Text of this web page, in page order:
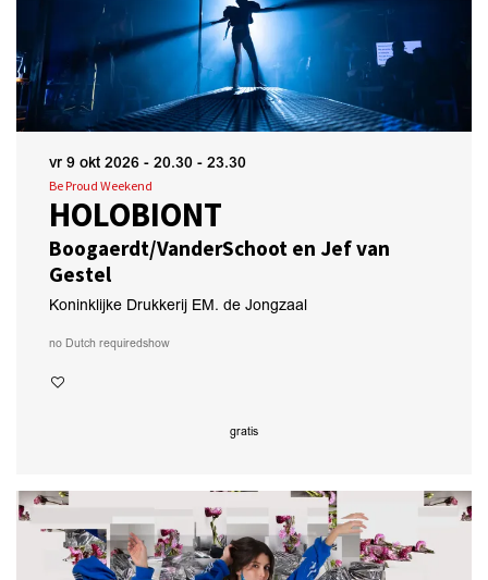
HOLOBIONT
Boogaerdt/VanderSchoot en Jef van
Gestel
Be Proud Weekend
vr 9 okt 2026 - 20.30 - 23.30
Koninklijke Drukkerij EM. de Jongzaal
no Dutch requiredshow
gratis